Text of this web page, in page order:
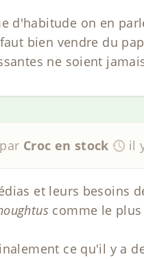
d'habitude on en
bien vendre du
ne soient
Croc en stock il
et leurs besoins
comme le
ce qu'il y a